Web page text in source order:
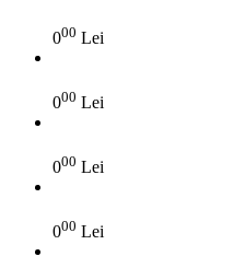
000 Lei
000 Lei
000 Lei
000 Lei